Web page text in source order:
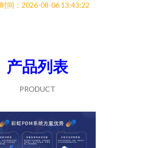
间：2026-08-06 13:43:22
产品列表
PRODUCT